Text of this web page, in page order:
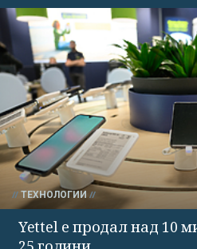
ТЕХНОЛОГИИ
Yettel е продал над 10